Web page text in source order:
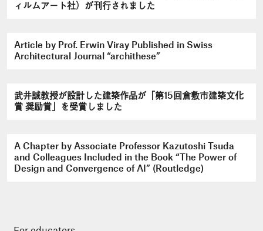
ィルムアート社）が刊行されました
Article by Prof. Erwin Viray Published in Swiss
Architectural Journal “archithese”
武井誠教授が設計した建築作品が「第15回倉敷市建築文化
賞 奨励賞」を受賞しました
A Chapter by Associate Professor Kazutoshi Tsuda
and Colleagues Included in the Book “The Power of
Design and Convergence of AI” (Routledge)